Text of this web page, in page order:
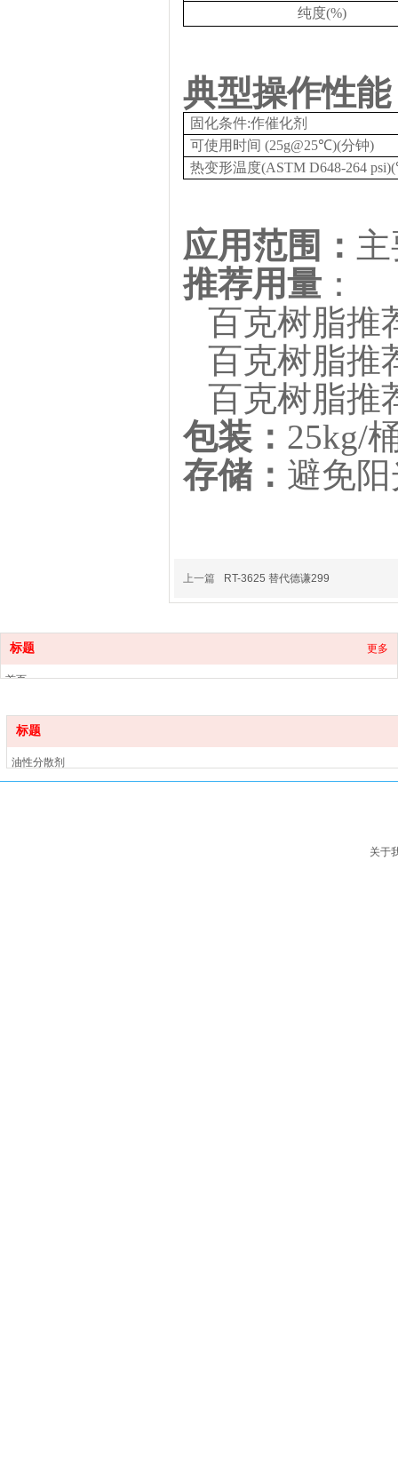
纯度(%)
典型操作性
固化条件:作催化剂
可使用时间 (25g@25℃)(分钟)
热变形温度(ASTM D648-264
应用范围：
推荐用量 ：
百克树脂推
百克树脂推
百克树脂推
包装： 25kg/
存储： 避免
上一篇 RT-3625 替代德谦299
标题 更多
首页
关于我们
联系我们
标题
油性分散剂
水性分散剂
关于